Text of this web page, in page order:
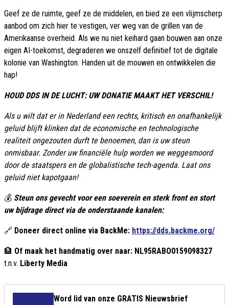
Geef ze de ruimte, geef ze de middelen, en bied ze een vlijmscherp
aanbod om zich hier te vestigen, ver weg van de grillen van de
Amerikaanse overheid. Als we nu niet keihard gaan bouwen aan onze
eigen AI-toekomst, degraderen we onszelf definitief tot de digitale
kolonie van Washington. Handen uit de mouwen en ontwikkelen die
hap!
HOUD DDS IN DE LUCHT: UW DONATIE MAAKT HET VERSCHIL!
Als u wilt dat er in Nederland een rechts, kritisch en onafhankelijk
geluid blijft klinken dat de economische en technologische
realiteit ongezouten durft te benoemen, dan is uw steun
onmisbaar. Zonder uw financiële hulp worden we weggesmoord
door de staatspers en de globalistische tech-agenda. Laat ons
geluid niet kapotgaan!
💰 Steun ons gevecht voor een soeverein en sterk front en stort
uw bijdrage direct via de onderstaande kanalen:
🔗 Doneer direct online via BackMe: https://dds.backme.org/
🏦 Of maak het handmatig over naar: NL95RABO0159098327
t.n.v. Liberty Media
Word lid van onze GRATIS Nieuwsbrief